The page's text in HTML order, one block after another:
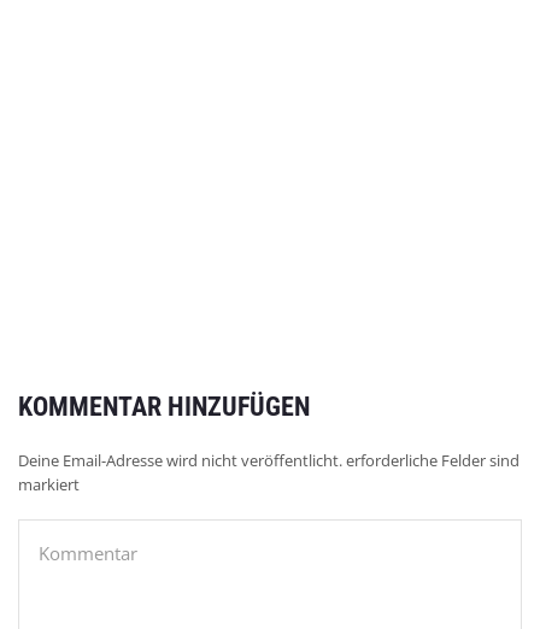
KOMMENTAR HINZUFÜGEN
Deine Email-Adresse wird nicht veröffentlicht. erforderliche Felder sind
markiert